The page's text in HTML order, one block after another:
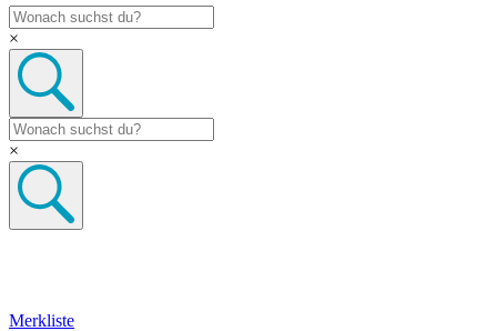
×
×
Merkliste